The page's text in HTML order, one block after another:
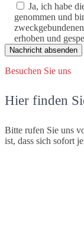
Ja, ich habe
genommen und
erhoben und
Besuchen Sie uns
Hier finden
Bitte rufen Sie uns
ist, dass sich sofort